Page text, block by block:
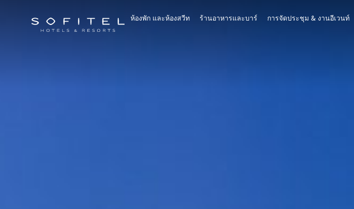
ห้องพัก และห้องสวีท ร้านอาหารและบาร์ การจัดประชุม & งานอีเวนท์